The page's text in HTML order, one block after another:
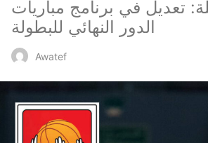
تعديل في برنامج مباريات
الدور النهائي للبطولة
Awatef